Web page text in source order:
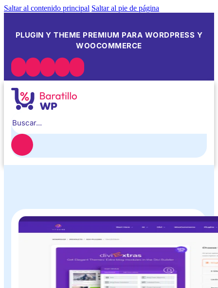
Saltar al contenido principal Saltar al pie de página
PLUGIN Y THEME PREMIUM PARA WORDPRESS Y
WOOCOMMERCE